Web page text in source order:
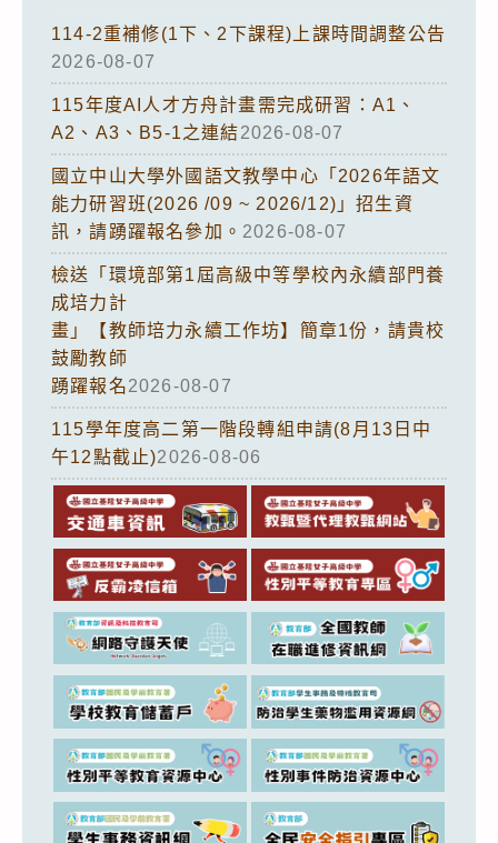
114-2重補修(1下、2下課程)上課時間調整公告
2026-08-07
115年度AI人才方舟計畫需完成研習：A1、
A2、A3、B5-1之連結2026-08-07
國立中山大學外國語文教學中心「2026年語文
能力研習班(2026 /09 ~ 2026/12)」招生資
訊，請踴躍報名參加。 2026-08-07
檢送「環境部第1屆高級中等學校內永續部門養
成培力計
畫」【教師培力永續工作坊】簡章1份，請貴校
鼓勵教師
踴躍報名2026-08-07
115學年度高二第一階段轉組申請(8月13日中
午12點截止)2026-08-06